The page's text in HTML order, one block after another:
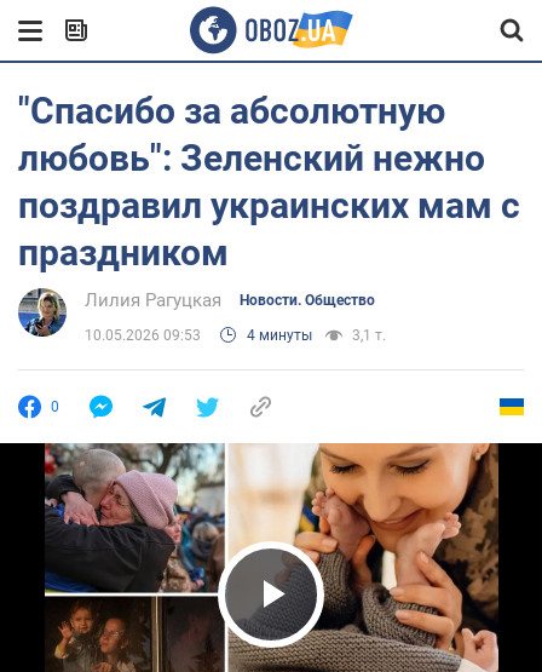
"Спасибо за абсолютную
любовь": Зеленский нежно
поздравил украинских мам с
праздником
Лилия Рагуцкая Новости. Общество
10.05.2026 09:53 4 минуты 3,1 т.
0
Play Video